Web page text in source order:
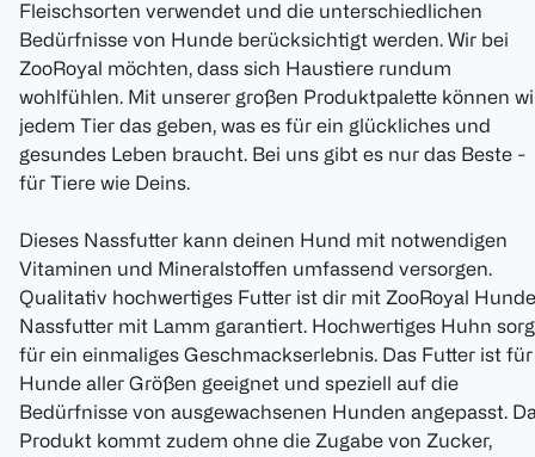
Fleischsorten verwendet und die unterschiedlichen
Bedürfnisse von Hunde berücksichtigt werden. Wir bei
ZooRoyal möchten, dass sich Haustiere rundum
wohlfühlen. Mit unserer großen Produktpalette können
jedem Tier das geben, was es für ein glückliches und
gesundes Leben braucht. Bei uns gibt es nur das Beste -
für Tiere wie Deins.
Dieses Nassfutter kann deinen Hund mit notwendigen
Vitaminen und Mineralstoffen umfassend versorgen.
Qualitativ hochwertiges Futter ist dir mit ZooRoyal
Nassfutter mit Lamm garantiert. Hochwertiges Huhn
für ein einmaliges Geschmackserlebnis. Das Futter ist für
Hunde aller Größen geeignet und speziell auf die
Bedürfnisse von ausgewachsenen Hunden angepasst.
Produkt kommt zudem ohne die Zugabe von Zucker,